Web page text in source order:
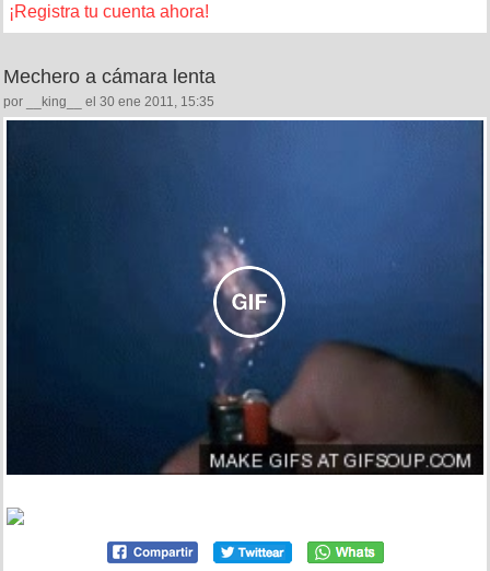
¡Registra tu cuenta ahora!
Mechero a cámara lenta
por __king__ el 30 ene 2011, 15:35